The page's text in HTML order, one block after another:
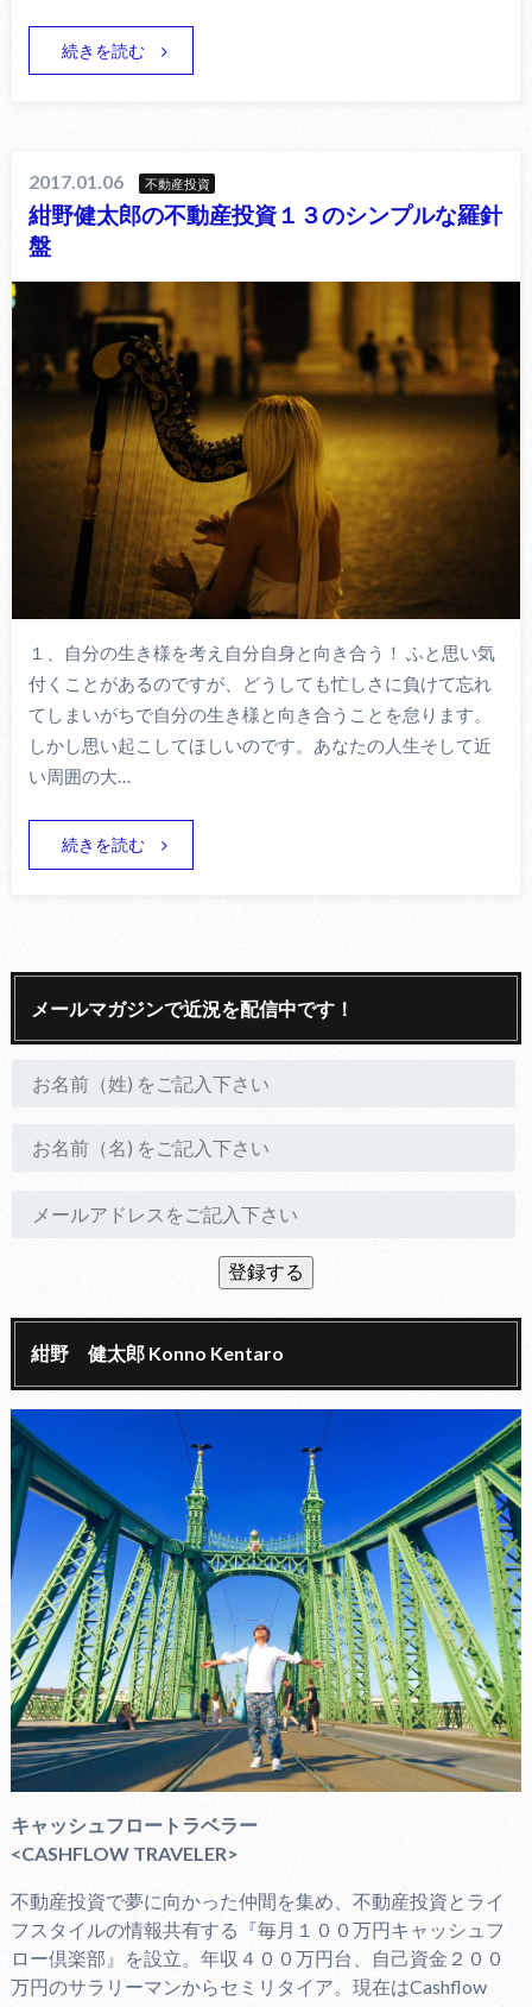
続きを読む
2017.01.06 不動産投資
紺野健太郎の不動産投資１３のシンプルな羅針
盤
１、自分の生き様を考え自分自身と向き合う！ ふと思い気
付くことがあるのですが、どうしても忙しさに負けて忘れ
てしまいがちで自分の生き様と向き合うことを怠ります。
しかし思い起こしてほしいのです。あなたの人生そして近
い周囲の大…
続きを読む
メールマガジンで近況を配信中です！
紺野 健太郎 Konno Kentaro
キャッシュフロートラベラー
<CASHFLOW TRAVELER>
不動産投資で夢に向かった仲間を集め、不動産投資とライ
フスタイルの情報共有する『毎月１００万円キャッシュフ
ロー倶楽部』を設立。年収４００万円台、自己資金２００
万円のサラリーマンからセミリタイア。現在はCashflow